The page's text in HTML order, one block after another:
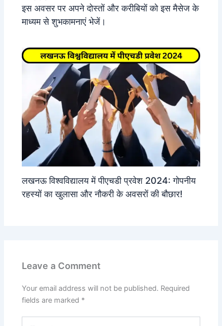
इस अवसर पर अपने दोस्तों और करीबियों को इस मैसेज के
माध्यम से शुभकामनाएं भेजें।
लखनऊ विश्वविद्यालय में पीएचडी प्रवेश 2024: गोपनीय
रहस्यों का खुलासा और नौकरी के अवसरों की बौछार!
Leave a Comment
Your email address will not be published. Required
fields are marked *